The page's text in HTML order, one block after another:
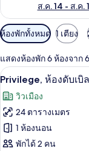
ส.ค. 14 - ส.ค.
ตัว
กรอง
ที่
มี
ให้
สำหรับ
ห้อง
พัก
ห้องพักทั้งหมด 1 เตียง
แสดงห้องพัก 6 ห้องจาก
เปิด
ภาพถ่าย
ทั้งหมด
ของ
Privilege,
8
Privilege, ห้องดับเบิ
วิวเมือง
24 ตารางเมตร
1 ห้องนอน
พักได้ 2 คน